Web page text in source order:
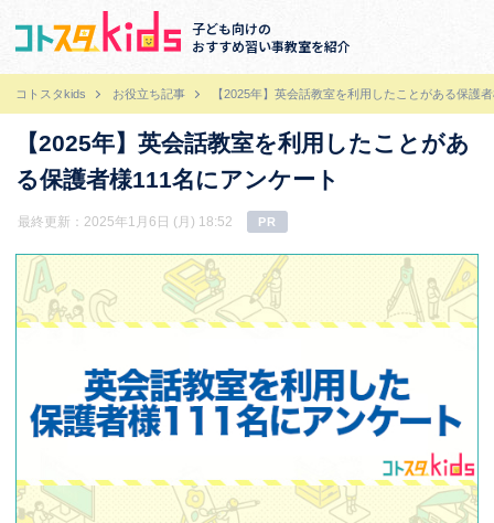
子ども向けの
おすすめ習い事教室を紹介
コトスタkids お役立ち記事 【2025年】英会話教室を利用したことがある保護
【2025年】英会話教室を利用したことがあ
る保護者様111名にアンケート
最終更新：2025年1月6日 (月) 18:52 PR